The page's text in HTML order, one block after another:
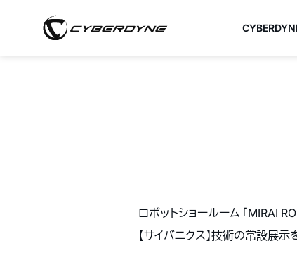
ロボットショールーム 「MIRAI
【サイバニクス】技術の常設展示